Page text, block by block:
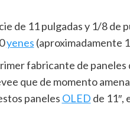
de 11 pulgadas y 1/8 de
yenes (aproximadamente
fabricante de
que de momento
paneles OLED de 11″,